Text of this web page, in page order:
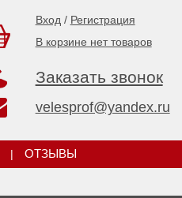
Вход / Регистрация
В корзине нет товаров
Заказать звонок
velesprof@yandex.ru
| ОТЗЫВЫ